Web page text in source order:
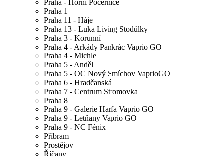
Praha - Horní Počernice
Praha 1
Praha 11 - Háje
Praha 13 - Luka Living Stodůlky
Praha 3 - Korunní
Praha 4 - Arkády Pankrác Vaprio GO
Praha 4 - Michle
Praha 5 - Anděl
Praha 5 - OC Nový Smíchov VaprioGO
Praha 6 - Hradčanská
Praha 7 - Centrum Stromovka
Praha 8
Praha 9 - Galerie Harfa Vaprio GO
Praha 9 - Letňany Vaprio GO
Praha 9 - NC Fénix
Příbram
Prostějov
Říčany